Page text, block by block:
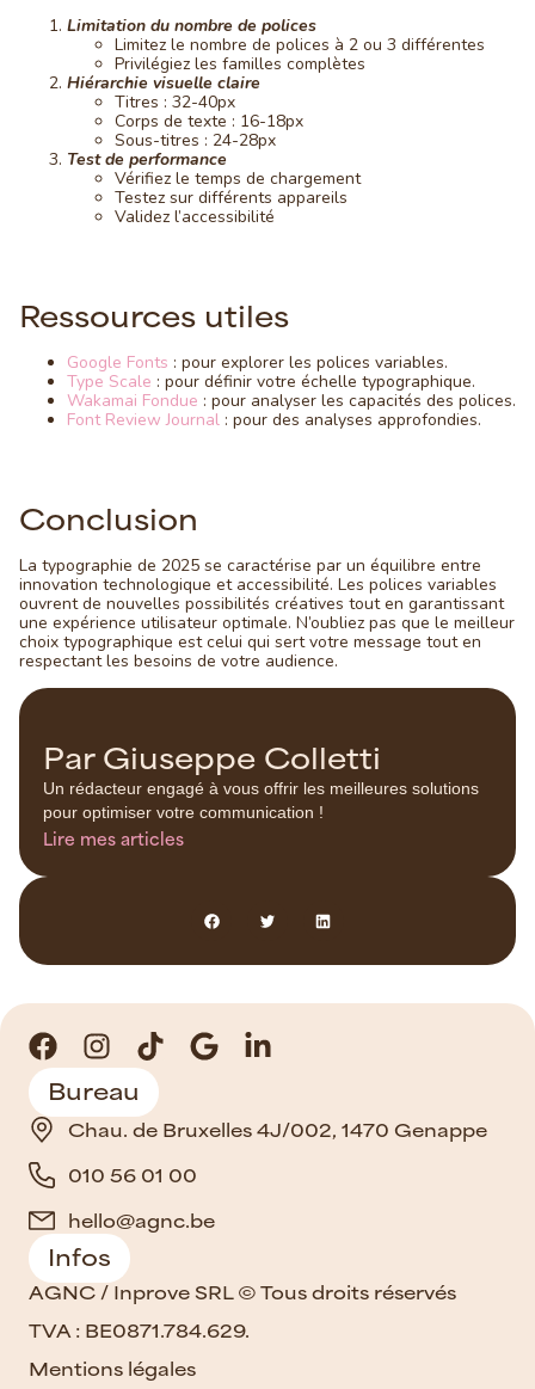
Limitation du nombre de polices
Limitez le nombre de polices à 2 ou 3 différentes
Privilégiez les familles complètes
Hiérarchie visuelle claire
Titres : 32-40px
Corps de texte : 16-18px
Sous-titres : 24-28px
Test de performance
Vérifiez le temps de chargement
Testez sur différents appareils
Validez l’accessibilité
Ressources utiles
Google Fonts : pour explorer les polices variables.
Type Scale : pour définir votre échelle typographique.
Wakamai Fondue : pour analyser les capacités des polices.
Font Review Journal : pour des analyses approfondies.
Conclusion
La typographie de 2025 se caractérise par un équilibre entre
innovation technologique et accessibilité. Les polices variables
ouvrent de nouvelles possibilités créatives tout en garantissant
une expérience utilisateur optimale. N’oubliez pas que le meilleur
choix typographique est celui qui sert votre message tout en
respectant les besoins de votre audience.
Par Giuseppe Colletti
Un rédacteur engagé à vous offrir les meilleures solutions
pour optimiser votre communication !
Lire mes articles
Bureau
Chau. de Bruxelles 4J/002, 1470 Genappe
010 56 01 00
hello@agnc.be
Infos
AGNC / Inprove SRL © Tous droits réservés
TVA : BE0871.784.629.
Mentions légales